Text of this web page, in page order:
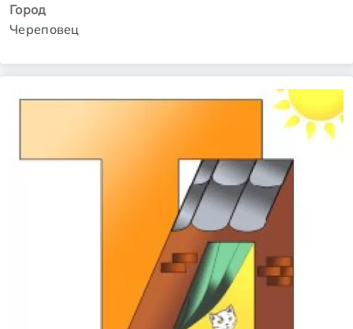
Город
Череповец